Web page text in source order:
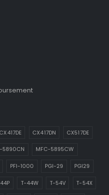
CX417DE CX417DN CX517DE
5890CN MFC-5895CW
PFI-1000 PGI-29 PGI29
T-44W T-54V T-54X